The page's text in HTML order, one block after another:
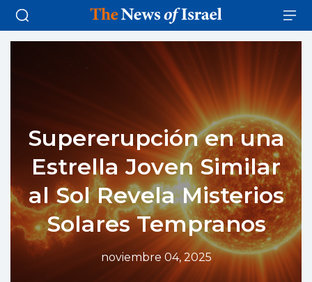
Supererupción en una
Estrella Joven Similar
al Sol Revela Misterios
Solares Tempranos
noviembre 04, 2025